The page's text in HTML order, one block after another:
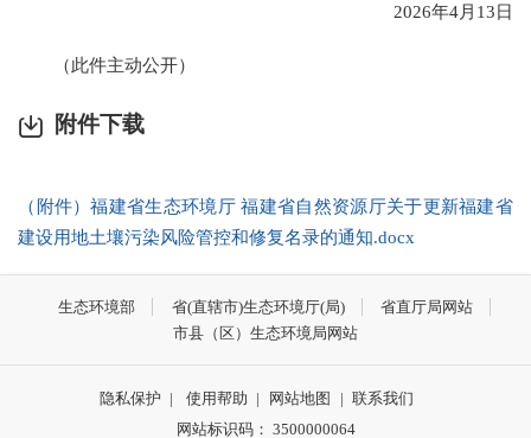
2026年4月13日
（此件主动公开）
附件下载
（附件）福建省生态环境厅 福建省自然资源厅关于更新福建省
建设用地土壤污染风险管控和修复名录的通知.docx
生态环境部 省(直辖市)生态环境厅(局)
省直厅局网站
市县（区）生态环境局网站
隐私保护 | 使用帮助 | 网站地图 | 联系我们
网站标识码： 3500000064